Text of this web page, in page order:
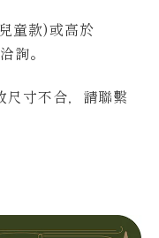
童款)或高於
詢。
尺寸不合，請聯繫